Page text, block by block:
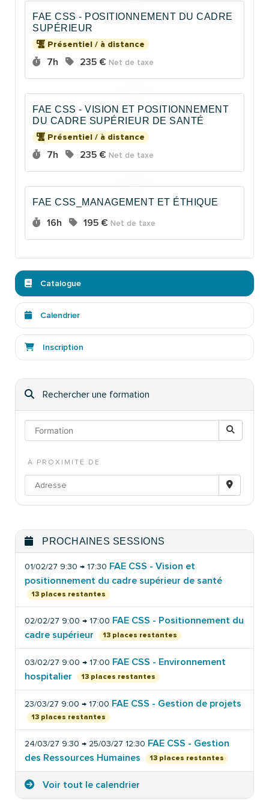
FAE CSS - POSITIONNEMENT DU CADRE
SUPÉRIEUR
Présentiel / à distance
Durée :
7h Prix :
235 € Net de taxe
FAE CSS - VISION ET POSITIONNEMENT
DU CADRE SUPÉRIEUR DE SANTÉ
Présentiel / à distance
Durée :
7h Prix :
235 € Net de taxe
FAE CSS_MANAGEMENT ET ÉTHIQUE
Durée :
16h Prix :
195 € Net de taxe
Catalogue
Calendrier
Inscription
Rechercher une formation
À PROXIMITÉ DE
PROCHAINES SESSIONS
01/02/27 9:30 → 17:30 FAE CSS - Vision et
positionnement du cadre supérieur de santé
13 places restantes
02/02/27 9:00 → 17:00 FAE CSS - Positionnement du
cadre supérieur
13 places restantes
03/02/27 9:00 → 17:00 FAE CSS - Environnement
hospitalier
13 places restantes
23/03/27 9:00 → 17:00 FAE CSS - Gestion de projets
13 places restantes
24/03/27 9:30 → 25/03/27 12:30 FAE CSS - Gestion
des Ressources Humaines
13 places restantes
Voir tout le calendrier